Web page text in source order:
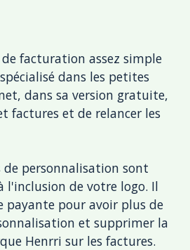
facturation assez simple
dans les petites
dans sa version gratuite,
factures et de relancer les
personnalisation sont
l'inclusion de votre logo. Il
payante pour avoir plus de
et supprimer la
Henrri sur les factures.